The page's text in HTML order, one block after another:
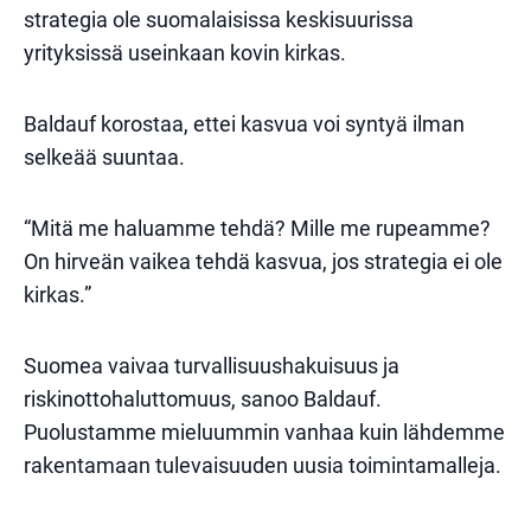
strategia ole suomalaisissa keskisuurissa
yrityksissä useinkaan kovin kirkas.
Baldauf korostaa, ettei kasvua voi syntyä ilman
selkeää suuntaa.
“Mitä me haluamme tehdä? Mille me rupeamme?
On hirveän vaikea tehdä kasvua, jos strategia ei ole
kirkas.”
Suomea vaivaa turvallisuushakuisuus ja
riskinottohaluttomuus, sanoo Baldauf.
Puolustamme mieluummin vanhaa kuin lähdemme
rakentamaan tulevaisuuden uusia toimintamalleja.